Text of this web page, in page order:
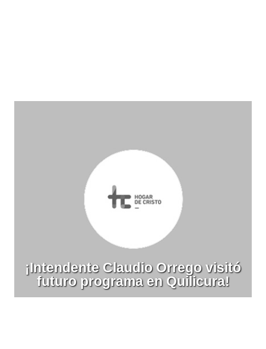
¡Intendente Claudio Orrego visitó
futuro programa en Quilicura!